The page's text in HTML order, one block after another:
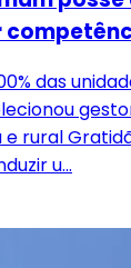
das
rural
u...